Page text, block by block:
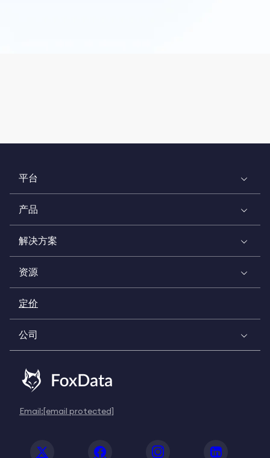
平台
产品
解决方案
资源
定价
公司
Email:[email protected]